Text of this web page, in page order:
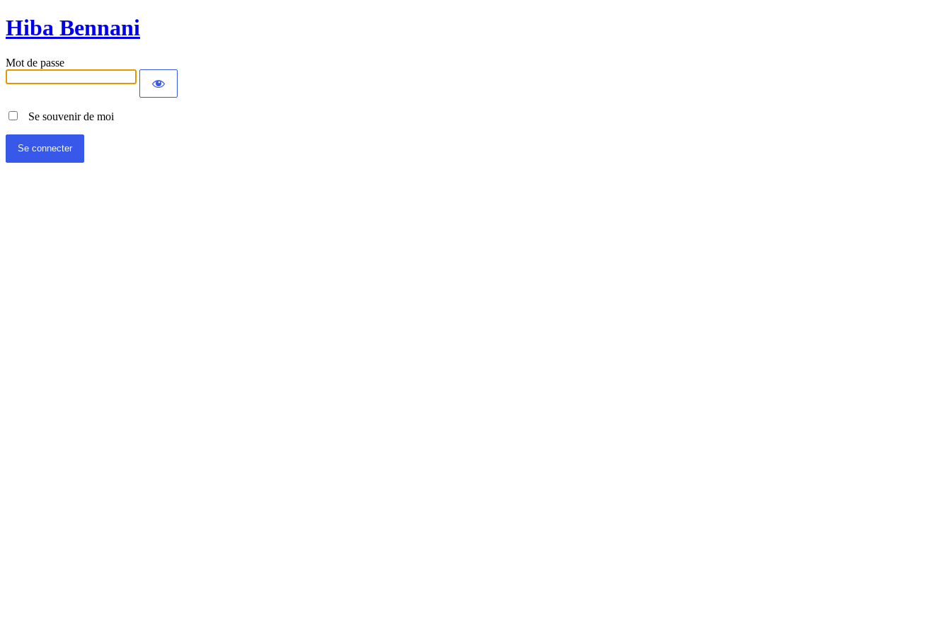
Hiba Bennani
Mot de passe
Se souvenir de moi